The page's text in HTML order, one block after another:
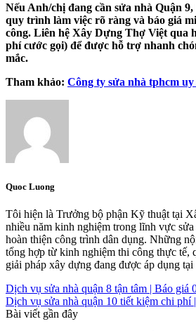
Nếu Anh/chị đang cần sửa nhà Quận
quy trình làm việc rõ ràng và báo giá
công. Liên hệ Xây Dựng Thợ Việt qua
phí cước gọi) để được hỗ trợ nhanh
mắc.
Tham khảo: Công ty sửa nhà tphcm
Quoc Luong
Tôi hiện là Trưởng bộ phận Kỹ thuật tại
nhiều năm kinh nghiệm trong lĩnh vực
hoàn thiện công trình dân dụng. Những
tổng hợp từ kinh nghiệm thi công thực tế,
giải pháp xây dựng đang được áp dụng
Dịch vụ sửa nhà quận 8 tận tâm | Báo giá
Dịch vụ sửa nhà quận 10 tiết kiệm chi phí
Bài viết gần đây